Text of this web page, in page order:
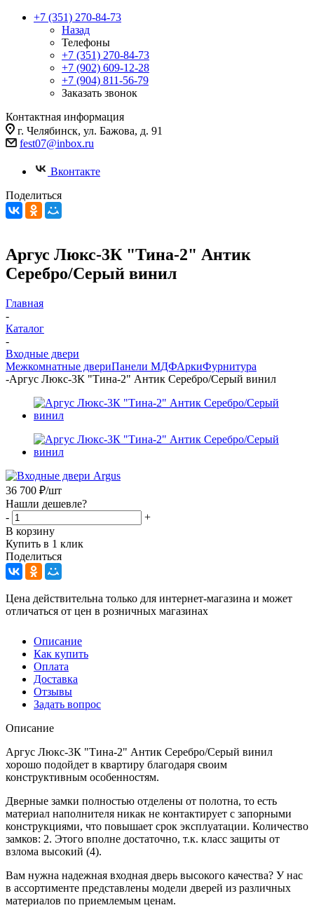
+7 (351) 270-84-73
Назад
Телефоны
+7 (351) 270-84-73
+7 (902) 609-12-28
+7 (904) 811-56-79
Заказать звонок
Контактная информация
г. Челябинск, ул. Бажова, д. 91
fest07@inbox.ru
Вконтакте
Поделиться
Аргус Люкс-3К "Тина-2" Антик
Серебро/Серый винил
Главная
-
Каталог
-
Входные двери
Межкомнатные двериПанели МДФАркиФурнитура
-Аргус Люкс-3К "Тина-2" Антик Серебро/Серый винил
36 700 ₽/шт
Нашли дешевле?
-
+
В корзину
Купить в 1 клик
Поделиться
Цена действительна только для интернет-магазина и может
отличаться от цен в розничных магазинах
Описание
Как купить
Оплата
Доставка
Отзывы
Задать вопрос
Описание
Аргус Люкс-3К "Тина-2" Антик Серебро/Серый винил
хорошо подойдет в квартиру благодаря своим
конструктивным особенностям.
Дверные замки полностью отделены от полотна, то есть
материал наполнителя никак не контактирует с запорными
конструкциями, что повышает срок эксплуатации. Количество
замков: 2. Этого вполне достаточно, т.к. класс защиты от
взлома высокий (4).
Вам нужна надежная входная дверь высокого качества? У нас
в ассортименте представлены модели дверей из различных
материалов по приемлемым ценам.